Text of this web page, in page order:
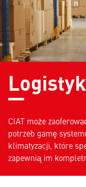
CIAT może
potrzeb gamę
klimatyzacji, które
zapewnią im